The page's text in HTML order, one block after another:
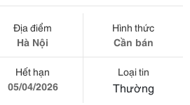
Địa điểm
Hà Nội
Hình thức
Cần bán
Hết hạn
05/04/2026
Loại tin
Thường